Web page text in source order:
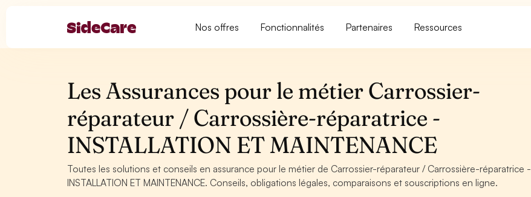
Nos offres Fonctionnalités Partenaires Ressources
Les Assurances pour le métier Carrossier-
réparateur / Carrossière-réparatrice -
INSTALLATION ET MAINTENANCE
Toutes les solutions et conseils en assurance pour le métier de Carrossier-réparateur / Carrossière-réparatrice -
INSTALLATION ET MAINTENANCE. Conseils, obligations légales, comparaisons et souscriptions en ligne.